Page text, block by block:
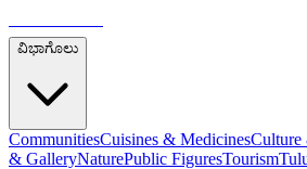
ವಿಭಾಗೊಲು
CommunitiesCuisines & MedicinesCulture
& GalleryNaturePublic FiguresTourism